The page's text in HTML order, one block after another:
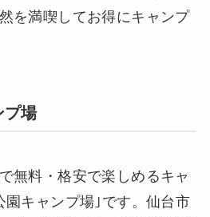
を満喫してお得にキャンプ
プ場
無料・格安で楽しめるキャ
園キャンプ場｣です。仙台市